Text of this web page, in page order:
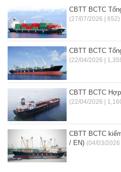
CBTT BCTC
(27/07/2026 | 652)
CBTT BCTC
(22/04/2026 |
CBTT BCTC
(22/04/2026 |
CBTT BCTC
/ EN) (04/03/2026